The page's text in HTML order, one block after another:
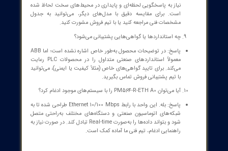
تیم مجرب سازه گستر پایتخت به پشتوانه 25 سال
سابقه درخشان، آماده ارائه خدمات تامین انواع تجهیزات
مورد نیاز شماست. همین حالا تماس بگیرید
شماره تماس : 32 20 17 66 - 021
]
مشاوره با کارشناسان سازه گستر پایتخت